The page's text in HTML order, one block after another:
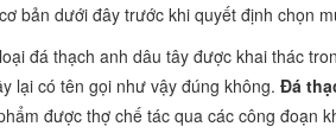
bản dưới đây trước khi quyết định chọn
đá thạch anh dâu tây được khai thác
lại có tên gọi như vậy đúng không. Đá
được thợ chế tác qua các công đoạn